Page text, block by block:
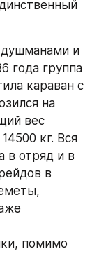
душманами и
года группа
караван с
на
вес
кг. Вся
в отряд и в
в
помимо